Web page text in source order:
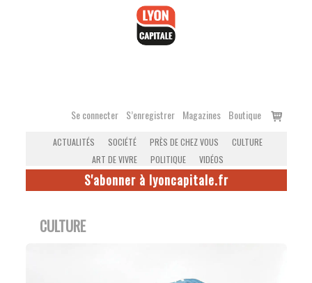
Se connecter S’enregistrer Magazines Boutique
Voir
ACTUALITÉS SOCIÉTÉ PRÈS DE CHEZ VOUS
CULTURE
ART DE VIVRE
POLITIQUE VIDÉOS
S'abonner à lyoncapitale.fr
CULTURE